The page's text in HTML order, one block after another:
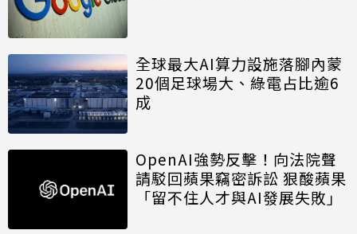
全球最大AI算力設施落腳內蒙
20個足球場大、綠電占比逾6
成
OpenAI強勢反擊！向法院聲
請駁回蘋果竊密訴訟 狠酸蘋果
「留不住人才與AI發展失敗」